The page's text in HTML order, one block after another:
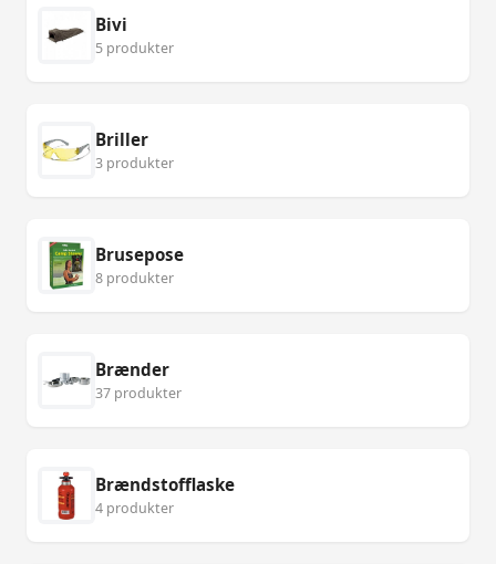
Bivi
5 produkter
Briller
3 produkter
Brusepose
8 produkter
Brænder
37 produkter
Brændstofflaske
4 produkter